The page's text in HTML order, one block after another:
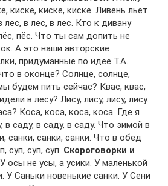
киске, киске, киске. Ливень льет
лес, в лес, в лес. Кто к дивану
пёс. Что ты сам допить не
А это наши авторские
придуманные по идее Т.А.
в оконце? Солнце, солнце,
будем пить сейчас? Квас, квас,
в лесу? Лису, лису, лису, лису.
Коса, коса, коса, коса. Где я
в саду, в саду, в саду. Что зимой в
санки, санки, санки. Что в обед
суп, суп, суп. Скороговорки и
У осы не усы, а усики. У маленькой
У Саньки новенькие санки. У Сени